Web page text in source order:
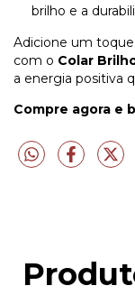
brilho e a
Adicione um
com o Colar
a energia positiva
Compre agora e